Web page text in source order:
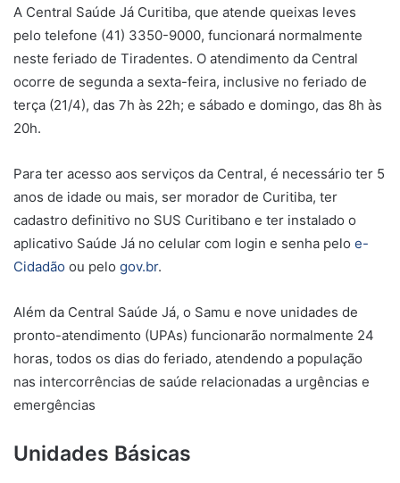
A Central Saúde Já Curitiba, que atende queixas leves
pelo telefone (41) 3350-9000, funcionará normalmente
neste feriado de Tiradentes. O atendimento da Central
ocorre de segunda a sexta-feira, inclusive no feriado de
terça (21/4), das 7h às 22h; e sábado e domingo, das 8h às
20h.
Para ter acesso aos serviços da Central, é necessário ter 5
anos de idade ou mais, ser morador de Curitiba, ter
cadastro definitivo no SUS Curitibano e ter instalado o
aplicativo Saúde Já no celular com login e senha pelo e-
Cidadão ou pelo gov.br.
Além da Central Saúde Já, o Samu e nove unidades de
pronto-atendimento (UPAs) funcionarão normalmente 24
horas, todos os dias do feriado, atendendo a população
nas intercorrências de saúde relacionadas a urgências e
emergências
Unidades Básicas